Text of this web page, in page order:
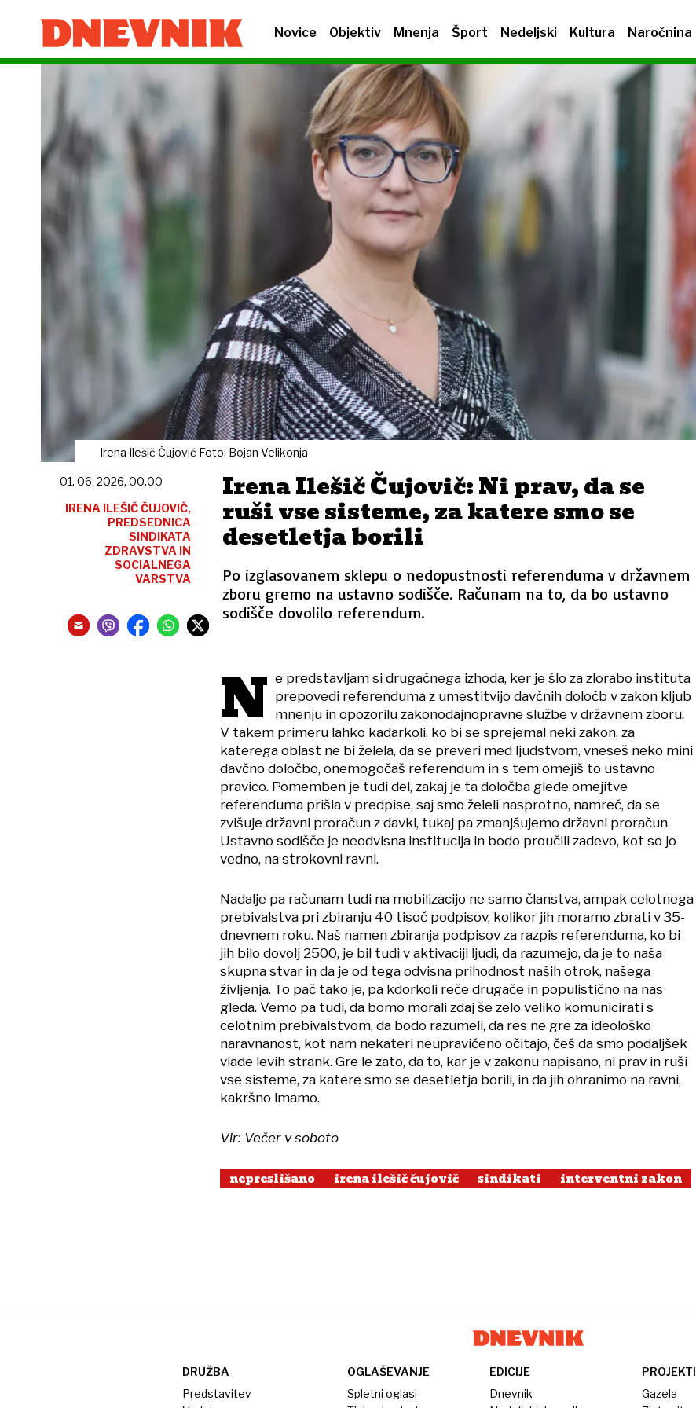
Novice Objektiv Mnenja Šport Nedeljski Kultura Naročnina
Irena Ilešič Čujovič Foto: Bojan Velikonja
Irena Ilešič Čujovič: Ni prav, da se
ruši vse sisteme, za katere smo se
desetletja borili
Po izglasovanem sklepu o nedopustnosti referenduma v državnem
zboru gremo na ustavno sodišče. Računam na to, da bo ustavno
sodišče dovolilo referendum.
01. 06. 2026, 00.00
IRENA ILEŠIČ ČUJOVIČ,
PREDSEDNICA
SINDIKATA
ZDRAVSTVA IN
SOCIALNEGA
VARSTVA
N e predstavljam si drugačnega izhoda, ker je šlo za zlorabo instituta
prepovedi referenduma z umestitvijo davčnih določb v zakon kljub
mnenju in opozorilu zakonodajnopravne službe v državnem zboru.
V takem primeru lahko kadarkoli, ko bi se sprejemal neki zakon, za
katerega oblast ne bi želela, da se preveri med ljudstvom, vneseš neko mini
davčno določbo, onemogočaš referendum in s tem omejiš to ustavno
pravico. Pomemben je tudi del, zakaj je ta določba glede omejitve
referenduma prišla v predpise, saj smo želeli nasprotno, namreč, da se
zvišuje državni proračun z davki, tukaj pa zmanjšujemo državni proračun.
Ustavno sodišče je neodvisna institucija in bodo proučili zadevo, kot so jo
vedno, na strokovni ravni.
Nadalje pa računam tudi na mobilizacijo ne samo članstva, ampak celotnega
prebivalstva pri zbiranju 40 tisoč podpisov, kolikor jih moramo zbrati v 35-
dnevnem roku. Naš namen zbiranja podpisov za razpis referenduma, ko bi
jih bilo dovolj 2500, je bil tudi v aktivaciji ljudi, da razumejo, da je to naša
skupna stvar in da je od tega odvisna prihodnost naših otrok, našega
življenja. To pač tako je, pa kdorkoli reče drugače in populistično na nas
gleda. Vemo pa tudi, da bomo morali zdaj še zelo veliko komunicirati s
celotnim prebivalstvom, da bodo razumeli, da res ne gre za ideološko
naravnanost, kot nam nekateri neupravičeno očitajo, češ da smo podaljšek
vlade levih strank. Gre le zato, da to, kar je v zakonu napisano, ni prav in ruši
vse sisteme, za katere smo se desetletja borili, in da jih ohranimo na ravni,
kakršno imamo.
Vir: Večer v soboto
nepreslišano irena ilešič čujovič sindikati interventni zakon
DRUŽBA
Predstavitev
OGLAŠEVANJE
Spletni oglasi
EDICIJE
Dnevnik
PROJEKTI
Gazela